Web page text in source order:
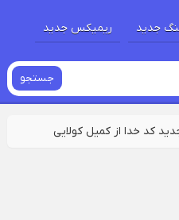
جدید ریمیکس جدید
جستجو
کد خدا از کمیل کولایی